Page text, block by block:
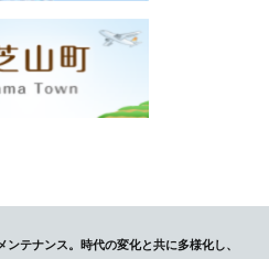
テナンス。時代の変化と共に多様化し、